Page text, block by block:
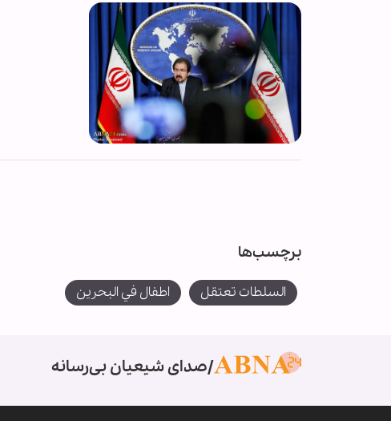
برچسب‌ها
السلطات تعتقل اطفال في البحرين
صدای شیعیان بی‌رسانه